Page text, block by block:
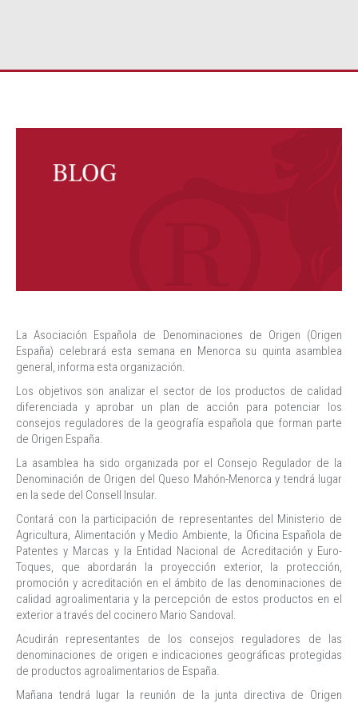
La Asociación Española de Denominaciones de Origen (Origen
España) celebrará esta semana en Menorca su quinta asamblea
general, informa esta organización.
Los objetivos son analizar el sector de los productos de calidad
diferenciada y aprobar un plan de acción para potenciar los
consejos reguladores de la geografía española que forman parte
de Origen España.
La asamblea ha sido organizada por el Consejo Regulador de la
Denominación de Origen del Queso Mahón-Menorca y tendrá lugar
en la sede del Consell Insular.
Contará con la participación de representantes del Ministerio de
Agricultura, Alimentación y Medio Ambiente, la Oficina Española de
Patentes y Marcas y la Entidad Nacional de Acreditación y Euro-
Toques, que abordarán la proyección exterior, la protección,
promoción y acreditación en el ámbito de las denominaciones de
calidad agroalimentaria y la percepción de estos productos en el
exterior a través del cocinero Mario Sandoval.
Acudirán representantes de los consejos reguladores de las
denominaciones de origen e indicaciones geográficas protegidas
de productos agroalimentarios de España.
Mañana tendrá lugar la reunión de la junta directiva de Origen